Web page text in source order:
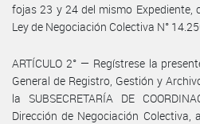
fojas 23 y 24 del mismo Expediente,
Ley de Negociación Colectiva N°
ARTÍCULO 2° — Regístrese la
General de Registro, Gestión y
la SUBSECRETARÍA DE
Dirección de Negociación